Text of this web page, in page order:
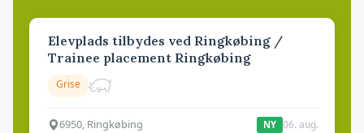
Elevplads tilbydes ved Ringkøbing /
Trainee placement Ringkøbing
Grise
6950, Ringkøbing NY 06. aug.